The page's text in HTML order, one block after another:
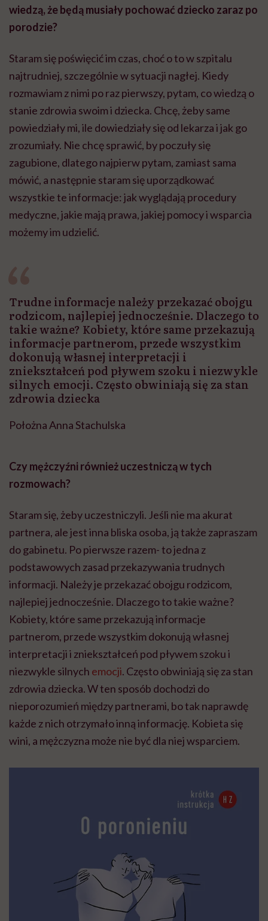
wiedzą, że będą musiały pochować dziecko zaraz po
porodzie?
Staram się poświęcić im czas, choć o to w szpitalu
najtrudniej, szczególnie w sytuacji nagłej. Kiedy
rozmawiam z nimi po raz pierwszy, pytam, co wiedzą o
stanie zdrowia swoim i dziecka. Chcę, żeby same
powiedziały mi, ile dowiedziały się od lekarza i jak go
zrozumiały. Nie chcę sprawić, by poczuły się
zagubione, dlatego najpierw pytam, zamiast sama
mówić, a następnie staram się uporządkować
wszystkie te informacje: jak wyglądają procedury
medyczne, jakie mają prawa, jakiej pomocy i wsparcia
możemy im udzielić.
Trudne informacje należy przekazać obojgu
rodzicom, najlepiej jednocześnie. Dlaczego to
takie ważne? Kobiety, które same przekazują
informacje partnerom, przede wszystkim
dokonują własnej interpretacji i
zniekształceń pod pływem szoku i niezwykle
silnych emocji. Często obwiniają się za stan
zdrowia dziecka
Położna Anna Stachulska
Czy mężczyźni również uczestniczą w tych
rozmowach?
Staram się, żeby uczestniczyli. Jeśli nie ma akurat
partnera, ale jest inna bliska osoba, ją także zapraszam
do gabinetu. Po pierwsze razem- to jedna z
podstawowych zasad przekazywania trudnych
informacji. Należy je przekazać obojgu rodzicom,
najlepiej jednocześnie. Dlaczego to takie ważne?
Kobiety, które same przekazują informacje
partnerom, przede wszystkim dokonują własnej
interpretacji i zniekształceń pod pływem szoku i
niezwykle silnych emocji. Często obwiniają się za stan
zdrowia dziecka. W ten sposób dochodzi do
nieporozumień między partnerami, bo tak naprawdę
każde z nich otrzymało inną informację. Kobieta się
wini, a mężczyzna może nie być dla niej wsparciem.